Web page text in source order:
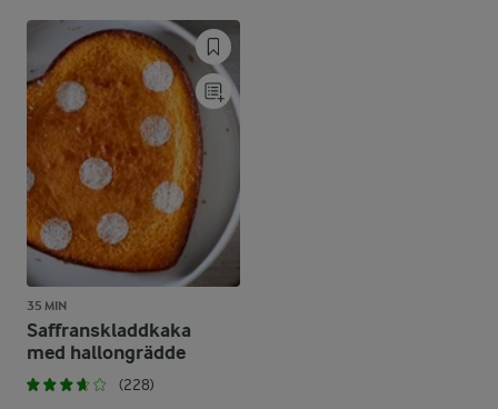
35 MIN
Saffranskladdkaka
med hallongrädde
(228)